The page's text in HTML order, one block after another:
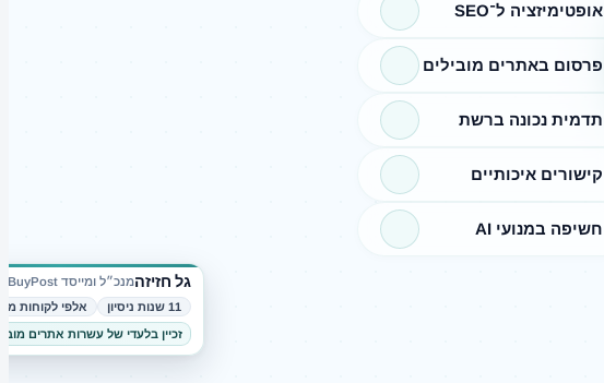
גל חזיזהמנכ״ל ומייסד BuyPost
11 שנות ניסיון
אלפי לקוחות
זכיין בלעדי של עשרות אתרים
אופטימיזציה ל־SEO
פרסום באתרים מובילים
תדמית נכונה ברשת
קישורים איכותיים
חשיפה במנועי AI